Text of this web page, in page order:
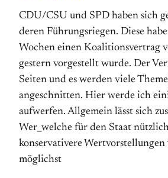
CDU/CSU und SPD haben sich
deren Führungsriegen. Diese
Wochen einen Koalitionsvertrag
gestern vorgestellt wurde. Der
Seiten und es werden viele
angeschnitten. Hier werde ich
aufwerfen. Allgemein lässt sich
Wer_welche für den Staat
konservativere
möglichst